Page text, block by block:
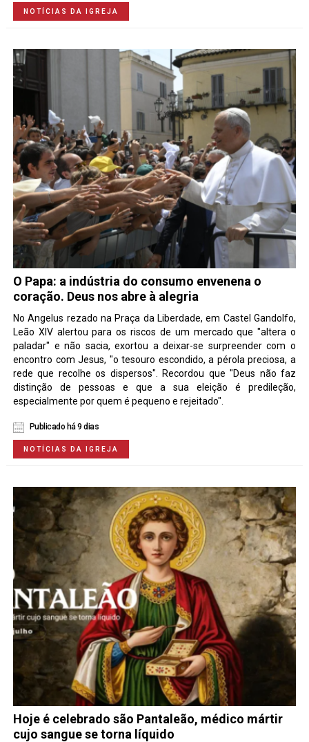
NOTÍCIAS DA IGREJA
O Papa: a indústria do consumo envenena o
coração. Deus nos abre à alegria
No Angelus rezado na Praça da Liberdade, em Castel Gandolfo,
Leão XIV alertou para os riscos de um mercado que "altera o
paladar" e não sacia, exortou a deixar-se surpreender com o
encontro com Jesus, "o tesouro escondido, a pérola preciosa, a
rede que recolhe os dispersos". Recordou que "Deus não faz
distinção de pessoas e que a sua eleição é predileção,
especialmente por quem é pequeno e rejeitado".
Publicado há 9 dias
NOTÍCIAS DA IGREJA
Hoje é celebrado são Pantaleão, médico mártir
cujo sangue se torna líquido